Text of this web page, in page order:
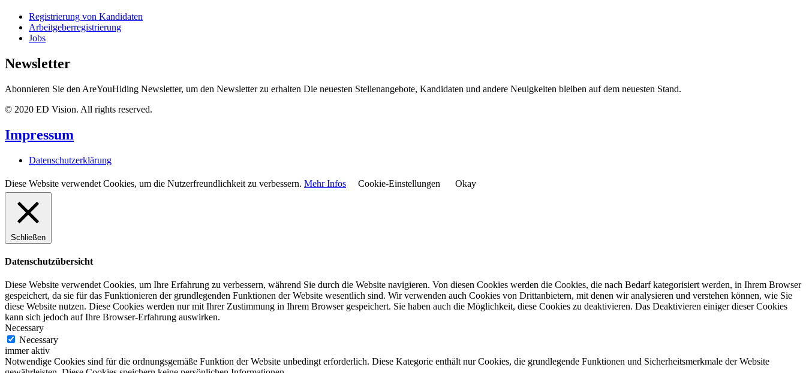
Registrierung von Kandidaten
Arbeitgeberregistrierung
Jobs
Newsletter
Abonnieren Sie den AreYouHiding Newsletter, um den Newsletter zu erhalten Die neuesten Stellenangebote, Kandidaten und andere Neuigkeiten bleiben auf dem neuesten Stand.
© 2020 ED Vision. All rights reserved.
Impressum
Datenschutzerklärung
Diese Website verwendet Cookies, um die Nutzerfreundlichkeit zu verbessern. Mehr Infos Cookie-Einstellungen Okay
Schließen
Datenschutzübersicht
Diese Website verwendet Cookies, um Ihre Erfahrung zu verbessern, während Sie durch die Website navigieren. Von diesen Cookies werden die Cookies, die nach Bedarf kategorisiert werden, in Ihrem Browser
gespeichert, da sie für das Funktionieren der grundlegenden Funktionen der Website wesentlich sind. Wir verwenden auch Cookies von Drittanbietern, mit denen wir analysieren und verstehen können, wie Sie
diese Website nutzen. Diese Cookies werden nur mit Ihrer Zustimmung in Ihrem Browser gespeichert. Sie haben auch die Möglichkeit, diese Cookies zu deaktivieren. Das Deaktivieren einiger dieser Cookies
kann sich jedoch auf Ihre Browser-Erfahrung auswirken.
Necessary
Necessary
immer aktiv
Notwendige Cookies sind für die ordnungsgemäße Funktion der Website unbedingt erforderlich. Diese Kategorie enthält nur Cookies, die grundlegende Funktionen und Sicherheitsmerkmale der Website